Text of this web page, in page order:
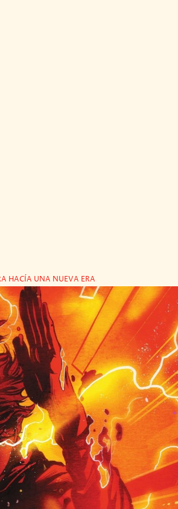
HACÍA UNA NUEVA ERA